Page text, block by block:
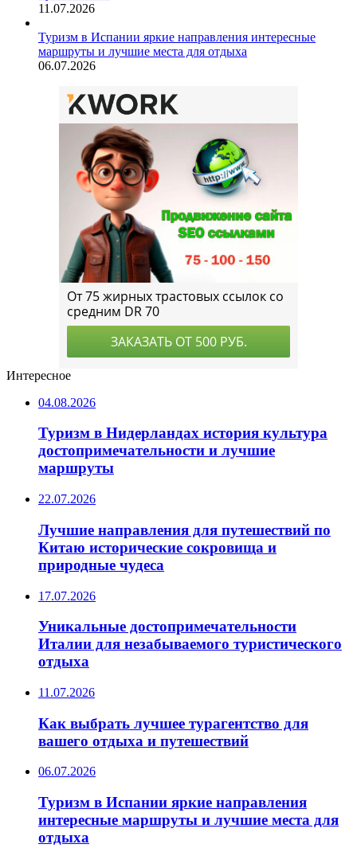
11.07.2026
Туризм в Испании яркие направления интересные
маршруты и лучшие места для отдыха
06.07.2026
Интересное
04.08.2026
Туризм в Нидерландах история культура
достопримечательности и лучшие
маршруты
22.07.2026
Лучшие направления для путешествий по
Китаю исторические сокровища и
природные чудеса
17.07.2026
Уникальные достопримечательности
Италии для незабываемого туристического
отдыха
11.07.2026
Как выбрать лучшее турагентство для
вашего отдыха и путешествий
06.07.2026
Туризм в Испании яркие направления
интересные маршруты и лучшие места для
отдыха